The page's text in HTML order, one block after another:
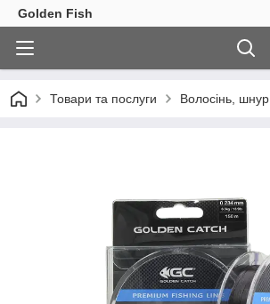
Golden Fish
Товари та послуги Волосінь, шнур